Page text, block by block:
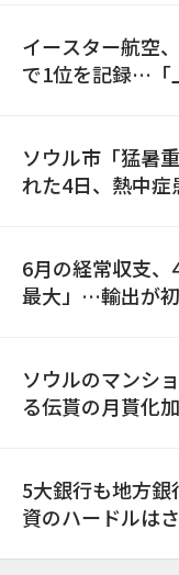
イースター航空
で1位を記録…「
ソウル市「猛暑
れた4日、熱中
6月の経常収支
最大」…輸出が
ソウルのマンシ
る伝貰の月貰化
5大銀行も地方
資のハードルは